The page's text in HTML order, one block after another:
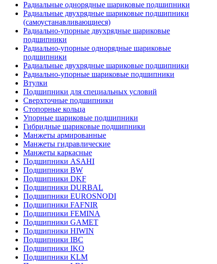
Радиальные однорядные шариковые подшипники
Радиальные двухрядные шариковые подшипники
(самоустанавливающиеся)
Радиально-упорные двухрядные шариковые
подшипники
Радиально-упорные однорядные шариковые
подшипники
Радиальные двухрядные шариковые подшипники
Радиально-упорные шариковые подшипники
Втулки
Подшипники для специальных условий
Сверхточные подшипники
Стопорные кольца
Упорные шариковые подшипники
Гибридные шариковые подшипники
Манжеты армированные
Манжеты гидравлические
Манжеты каркасные
Подшипники ASAHI
Подшипники BW
Подшипники DKF
Подшипники DURBAL
Подшипники EUROSNODI
Подшипники FAFNIR
Подшипники FEMINA
Подшипники GAMET
Подшипники HIWIN
Подшипники IBC
Подшипники IKO
Подшипники KLM